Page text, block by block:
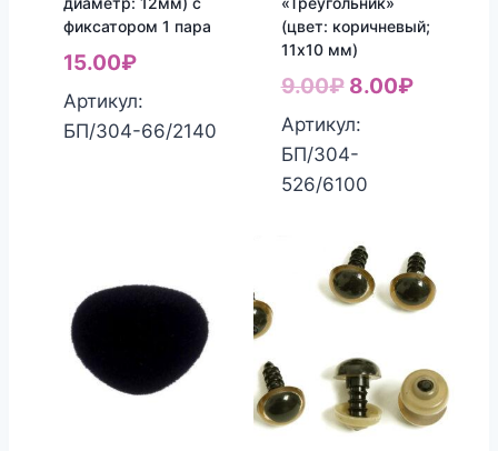
фиксатором 1 пара
15.00₽
Артикул:
БП/304-66/2140
(цвет: коричневый;
11х10 мм)
9.00₽
цена
составляла
9.00₽.
8.00₽
Артикул:
БП/304-
526/6100